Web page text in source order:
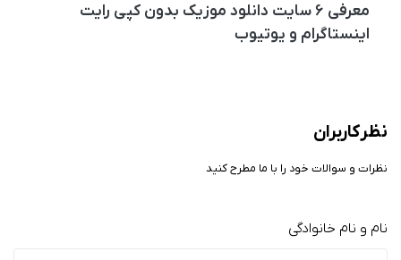
معرفی ۶ سایت دانلود موزیک بدون کپی رایت
اینستاگرام و یوتیوب
نظر کاربران
نظرات و سوالات خود را با ما مطرح کنید
نام و نام خانوادگی